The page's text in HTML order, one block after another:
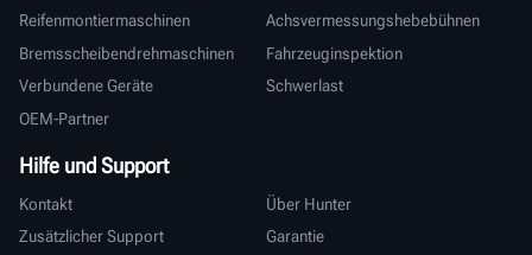
Reifenmontiermaschinen
Achsvermessungshebebühnen
Bremsscheibendrehmaschinen
Fahrzeuginspektion
Verbundene Geräte
Schwerlast
OEM-Partner
Hilfe und Support
Kontakt
Über Hunter
Zusätzlicher Support
Garantie